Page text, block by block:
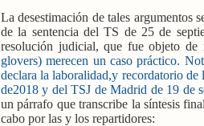
La desestimación de tales argumentos
de la sentencia del TS de 25 de
resolución judicial, que fue objeto de
glovers) merecen un caso práctico.
declara la laboralidad,y recordatorio de
de2018 y del TSJ de Madrid de 19 de
un párrafo que transcribe la síntesis
cabo por las y los repartidores: